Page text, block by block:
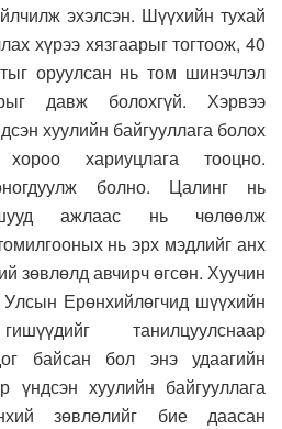
эхэлсэн. Шүүхийн тухай
хүрээ хязгаарыг тогтоож, 40
оруулсан нь том шинэчлэл
давж болохгүй. Хэрвээ
хуулийн байгууллага болох
хариуцлага тооцно.
болно. Цалинг нь
ажлаас нь чөлөөлж
нь эрх мэдлийг анх
зөвлөлд авчирчөгсөн. Хуучин
Улсын Ерөнхийлөгчид шүүхийн
танилцуулснаар
байсан бол энэ удаагийн
үндсэн хуулийн байгууллага
зөвлөлийг бие даасан